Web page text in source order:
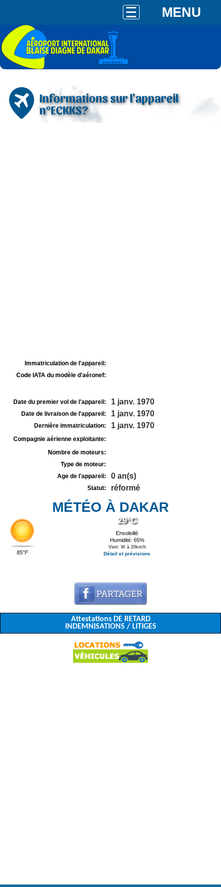
MENU
Informations sur l'appareil
n°ECKKS?
Immatriculation de l'appareil:
Code IATA du modèle d'aéronef:
Date du premier vol de l'appareil: 1 janv. 1970
Date de livraison de l'appareil: 1 janv. 1970
Dernière immatriculation: 1 janv. 1970
Compagnie aérienne exploitante:
Nombre de moteurs:
Type de moteur:
Age de l'appareil:
0 an(s)
Statut: réformé
MÉTÉO À DAKAR
85°F
29°C
Ensoleillé
Humidité: 65%
Vent: W à 20km/h
Détail et prévisions
Attestations DE RETARD
INDEMNISATIONS / LITIGES